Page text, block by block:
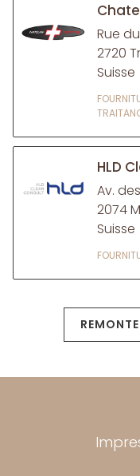
Rue
2720
Suisse
HLD
Av.
2074
Suisse